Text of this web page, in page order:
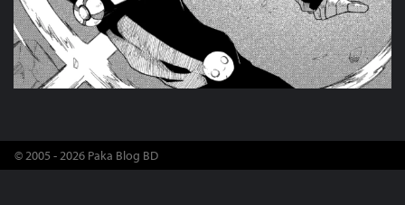
© 2005 - 2026 Paka Blog BD